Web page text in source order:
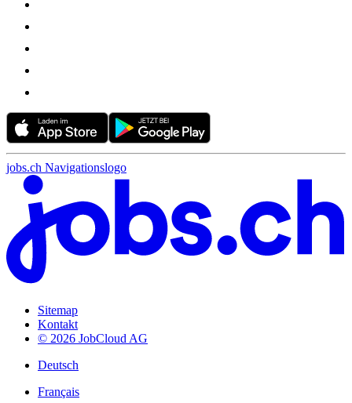
jobs.ch Navigationslogo
Sitemap
Kontakt
© 2026 JobCloud AG
Deutsch
Français